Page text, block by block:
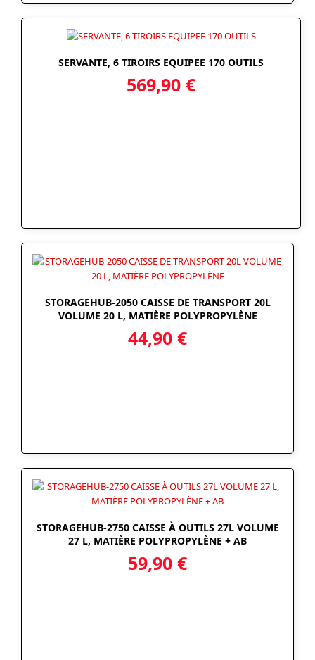
SERVANTE, 6 TIROIRS EQUIPEE 170 OUTILS
569,90 €
STORAGEHUB-2050 CAISSE DE TRANSPORT 20L
VOLUME 20 L, MATIÈRE POLYPROPYLÈNE
44,90 €
STORAGEHUB-2750 CAISSE À OUTILS 27L VOLUME
27 L, MATIÈRE POLYPROPYLÈNE + AB
59,90 €